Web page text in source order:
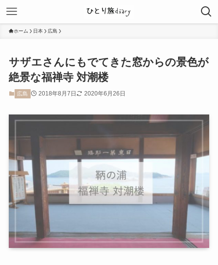
ホーム 日本 広島
サザエさんにもでてきた窓からの景色が
絶景な福禅寺 対潮楼
広島 2018年8月7日 2020年6月26日